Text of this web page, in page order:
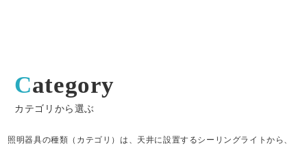
Category
カテゴリから選ぶ
照明器具の種類（カテゴリ）は、天井に設置するシーリングライトから、